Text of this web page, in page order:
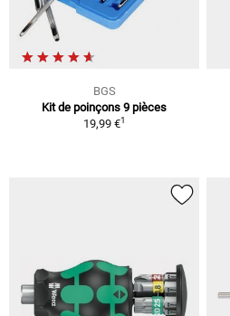
BGS
Kit de poinçons 9 pièces
19,99 €1